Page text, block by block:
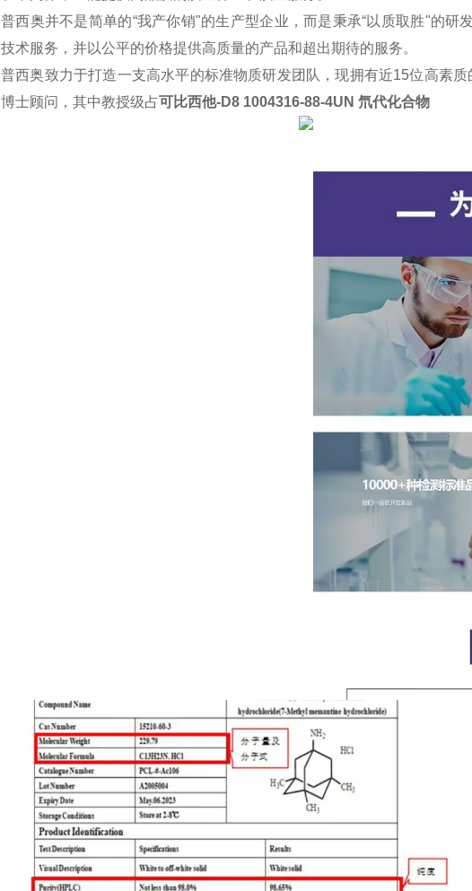
普西奥并不是简单的“我产你销"的生产型企业，而是秉承“以质取胜"的
技术服务，并以公平的价格提供高质量的产品和超出期待的服务。
普西奥致力于打造一支高水平的标准物质研发团队，现拥有近15位高素
博士顾问，其中教授级占可比西他-D8 1004316-88-4UN 氘代化合物